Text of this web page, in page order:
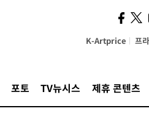
K-Artprice 프
포토 TV뉴시스 제휴 콘텐츠
의
전